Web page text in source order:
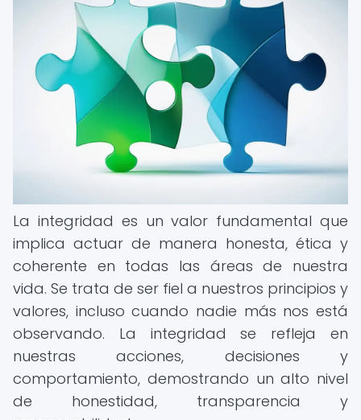
La integridad es un valor fundamental que
implica actuar de manera honesta, ética y
coherente en todas las áreas de nuestra
vida. Se trata de ser fiel a nuestros principios y
valores, incluso cuando nadie más nos está
observando. La integridad se refleja en
nuestras acciones, decisiones y
comportamiento, demostrando un alto nivel
de honestidad, transparencia y